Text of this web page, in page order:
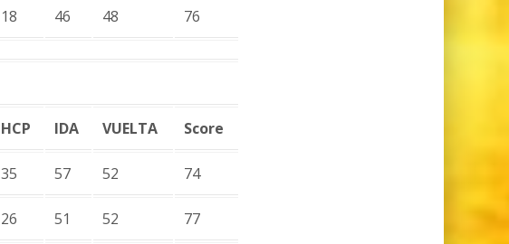
18 46 48 76
HCP IDA VUELTA Score
35 57 52 74
26 51 52 77